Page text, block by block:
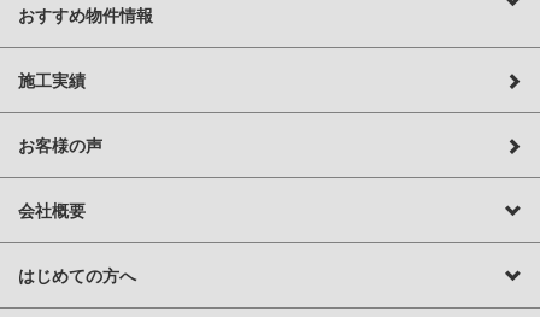
おすすめ物件情報
施工実績
お客様の声
会社概要
はじめての方へ